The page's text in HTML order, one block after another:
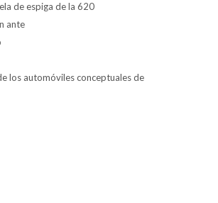
de espiga de la 620
ante
los automóviles conceptuales de